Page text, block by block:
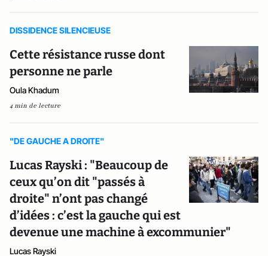
DISSIDENCE SILENCIEUSE
Cette résistance russe dont
personne ne parle
Oula Khadum
4 min de lecture
"DE GAUCHE A DROITE"
Lucas Rayski : "Beaucoup de
ceux qu’on dit "passés à
droite" n’ont pas changé
d’idées : c’est la gauche qui est
devenue une machine à excommunier"
Lucas Rayski